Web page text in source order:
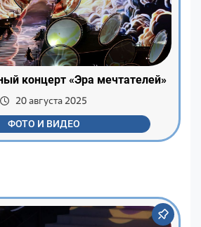
концерт «Эра мечтателей»
20 августа 2025
ФОТО И ВИДЕО